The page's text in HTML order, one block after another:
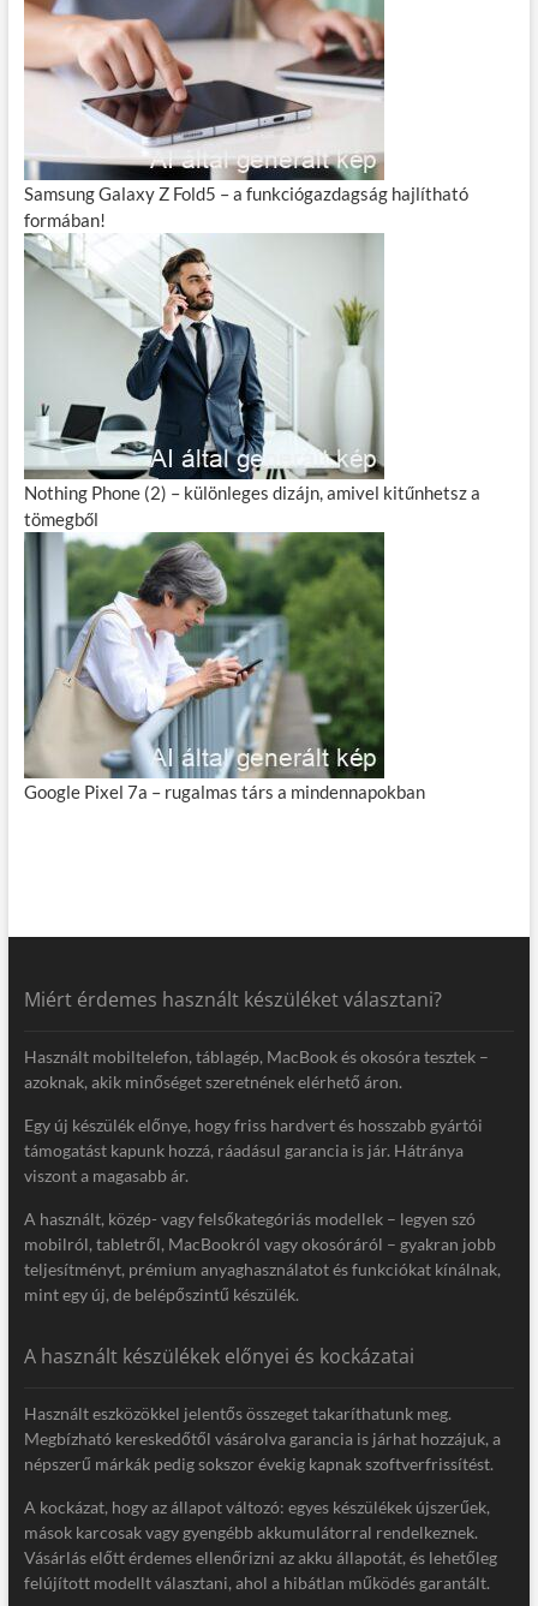
Samsung Galaxy Z Fold5 – a funkciógazdagság hajlítható
formában!
Nothing Phone (2) – különleges dizájn, amivel kitűnhetsz a
tömegből
Google Pixel 7a – rugalmas társ a mindennapokban
Miért érdemes használt készüléket választani?
Használt mobiltelefon, táblagép, MacBook és okosóra tesztek –
azoknak, akik minőséget szeretnének elérhető áron.
Egy új készülék előnye, hogy friss hardvert és hosszabb gyártói
támogatást kapunk hozzá, ráadásul garancia is jár. Hátránya
viszont a magasabb ár.
A használt, közép- vagy felsőkategóriás modellek – legyen szó
mobilról, tabletről, MacBookról vagy okosóráról – gyakran jobb
teljesítményt, prémium anyaghasználatot és funkciókat kínálnak,
mint egy új, de belépőszintű készülék.
A használt készülékek előnyei és kockázatai
Használt eszközökkel jelentős összeget takaríthatunk meg.
Megbízható kereskedőtől vásárolva garancia is járhat hozzájuk, a
népszerű márkák pedig sokszor évekig kapnak szoftverfrissítést.
A kockázat, hogy az állapot változó: egyes készülékek újszerűek,
mások karcosak vagy gyengébb akkumulátorral rendelkeznek.
Vásárlás előtt érdemes ellenőrizni az akku állapotát, és lehetőleg
felújított modellt választani, ahol a hibátlan működés garantált.